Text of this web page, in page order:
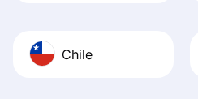
Chile